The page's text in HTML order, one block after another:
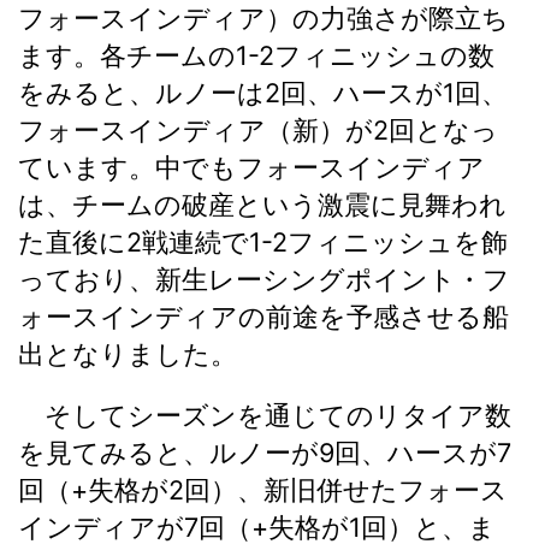
フォースインディア）の力強さが際立ち
ます。各チームの1-2フィニッシュの数
をみると、ルノーは2回、ハースが1回、
フォースインディア（新）が2回となっ
ています。中でもフォースインディア
は、チームの破産という激震に見舞われ
た直後に2戦連続で1-2フィニッシュを飾
っており、新生レーシングポイント・フ
ォースインディアの前途を予感させる船
出となりました。
そしてシーズンを通じてのリタイア数
を見てみると、ルノーが9回、ハースが7
回（+失格が2回）、新旧併せたフォース
インディアが7回（+失格が1回）と、ま